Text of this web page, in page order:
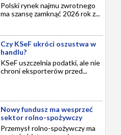
Polski rynek najmu zwrotnego
ma szansę zamknąć 2026 rok z...
Czy KSeF ukróci oszustwa w
handlu?
KSeF uszczelnia podatki, ale nie
chroni eksporterów przed...
Nowy fundusz ma wesprzeć
sektor rolno-spożywczy
Przemysł rolno-spożywczy ma